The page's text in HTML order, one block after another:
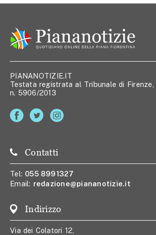
PIANANOTIZIE.IT
Testata registrata al Tribunale di Firenze,
n. 5906/2013
Contatti
Tel: 055 8991327
Email: redazione@piananotizie.it
Indirizzo
Via dei Colatori 12,